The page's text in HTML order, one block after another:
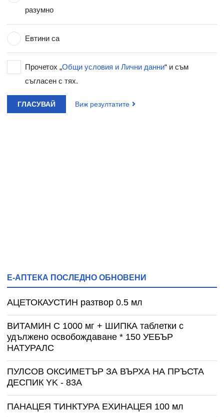
разумно
Евтини са
Прочетох „Общи условия и Лични данни“ и съм
съгласен с тях.
ГЛАСУВАЙ Виж резултатите
Е-АПТЕКА ПОСЛЕДНО ОБНОВЕНИ
АЦЕТОКАУСТИН разтвор 0.5 мл
ВИТАМИН С 1000 мг + ШИПКА таблетки с
удължено освобождаване * 150 УЕБЪР
НАТУРАЛС
ПУЛСОВ ОКСИМЕТЪР ЗА ВЪРХА НА ПРЪСТА
ДЕСПИК YK - 83A
ПАНАЦЕЯ ТИНКТУРА ЕХИНАЦЕЯ 100 мл